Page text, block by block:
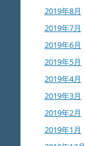
2019年8月
2019年7月
2019年6月
2019年5月
2019年4月
2019年3月
2019年2月
2019年1月